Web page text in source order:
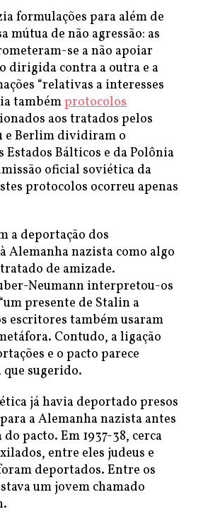
formulações para além de
mútua de não agressão: as
se a não apoiar
dirigida contra a outra e a
“relativas a interesses
tambémprotocolos
aos tratados pelos
e Berlim dividiram o
Bálticos e da Polônia
oficial soviética da
protocolos ocorreu apenas
a deportação dos
Alemanha nazista como algo
de amizade.
Neumann interpretou-os
presente de Stalin a
escritores também usaram
Contudo, a ligação
e o pacto parece
sugerido.
já havia deportado presos
a Alemanha nazista antes
pacto. Em 1937-38, cerca
entre eles judeus e
deportados. Entre os
um jovem chamado